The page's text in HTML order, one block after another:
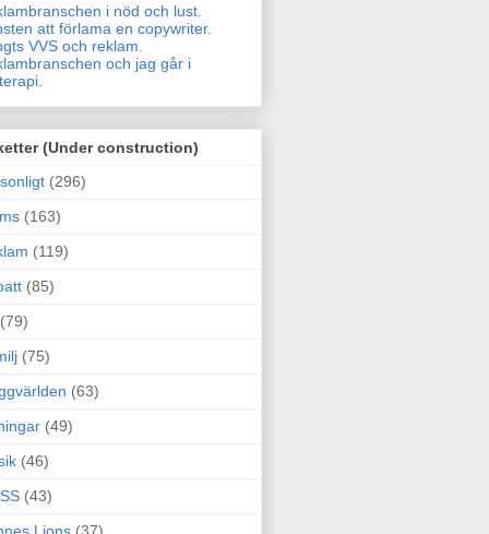
i nöd och lust.
att förlama en copywriter.
VVS och reklam.
och jag går i
(Under construction)
(296)
(163)
(119)
(85)
(79)
(75)
(63)
(49)
(46)
(43)